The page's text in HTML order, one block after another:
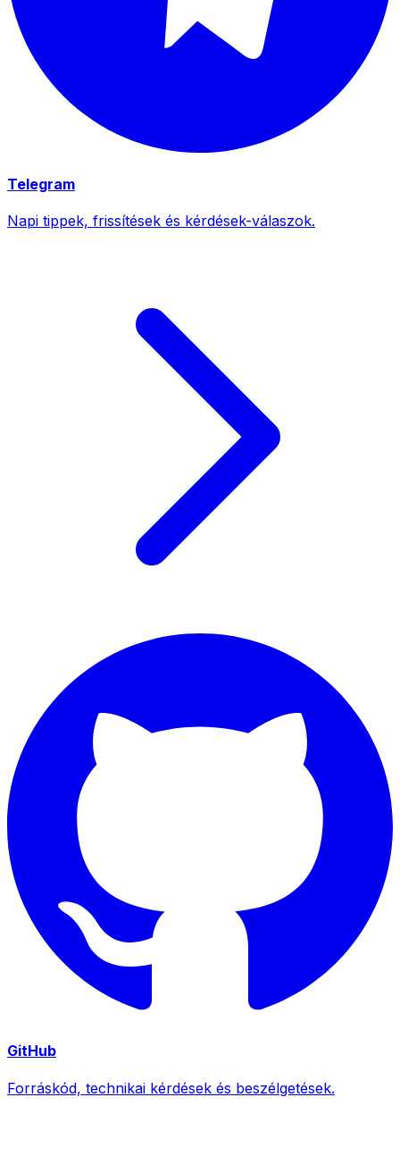
Telegram
Napi tippek, frissítések és kérdések-válaszok.
GitHub
Forráskód, technikai kérdések és beszélgetések.